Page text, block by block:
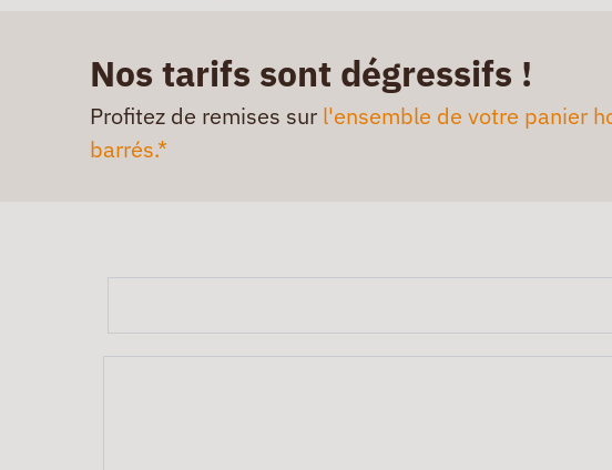
Nos tarifs sont dégressifs !
Profitez de remises sur l'ensemble de votre panier
barrés.*